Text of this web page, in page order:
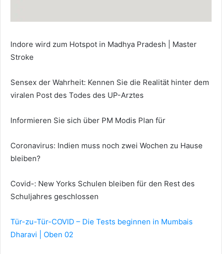
Indore wird zum Hotspot in Madhya Pradesh | Master
Stroke
Sensex der Wahrheit: Kennen Sie die Realität hinter dem
viralen Post des Todes des UP-Arztes
Informieren Sie sich über PM Modis Plan für
Coronavirus: Indien muss noch zwei Wochen zu Hause
bleiben?
Covid-: New Yorks Schulen bleiben für den Rest des
Schuljahres geschlossen
Tür-zu-Tür-COVID – Die Tests beginnen in Mumbais
Dharavi | Oben 02